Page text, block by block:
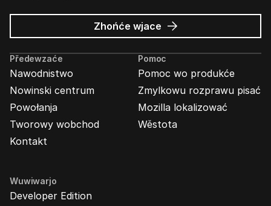
Zhońće wjace wo
Wabjenje
Mozilla
Předewzaće
Nawodnistwo
Nowinski centrum
Powołanja
Tworowy wobchod
Kontakt
Pomoc
Pomoc wo produkće
Zmylkowu rozprawu pisać
Mozilla lokalizować
Wěstota
Wuwiwarjo
Developer Edition